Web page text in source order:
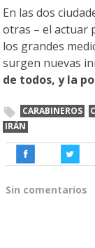
En las dos
otras – el actuar
los grandes
surgen nuevas
de todos, y la
CARABINEROS
IRÁN
Sin comentarios